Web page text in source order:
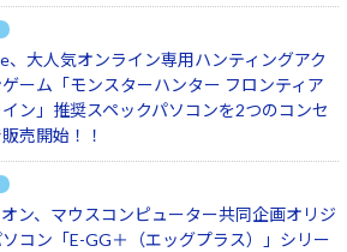
、大人気オンライン専用ハンティングアク
ーム「モンスターハンター フロンティア
ン」推奨スペックパソコンを2つのコンセ
売開始！！
ン、マウスコンピューター共同企画オリジ
コン「E-GG＋（エッグプラス）」シリー